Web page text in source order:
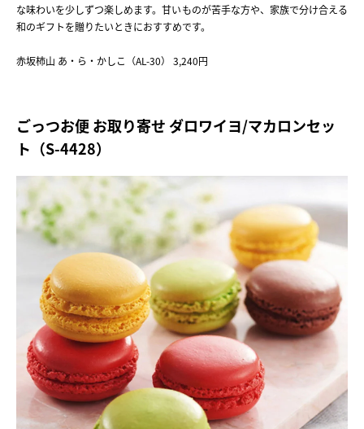
な味わいを少しずつ楽しめます。甘いものが苦手な方や、家族で分け合える
和のギフトを贈りたいときにおすすめです。
赤坂柿山 あ・ら・かしこ（AL-30） 3,240円
ごっつお便 お取り寄せ ダロワイヨ/マカロンセッ
ト（S-4428）